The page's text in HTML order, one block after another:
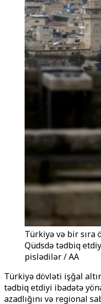
Türkiyə və bir sıra
Qüdsdə tədbiq
pislədilər / AA
Türkiyə dövləti işğal
tədbiq etdiyi ibadətə
azadlığını və regional